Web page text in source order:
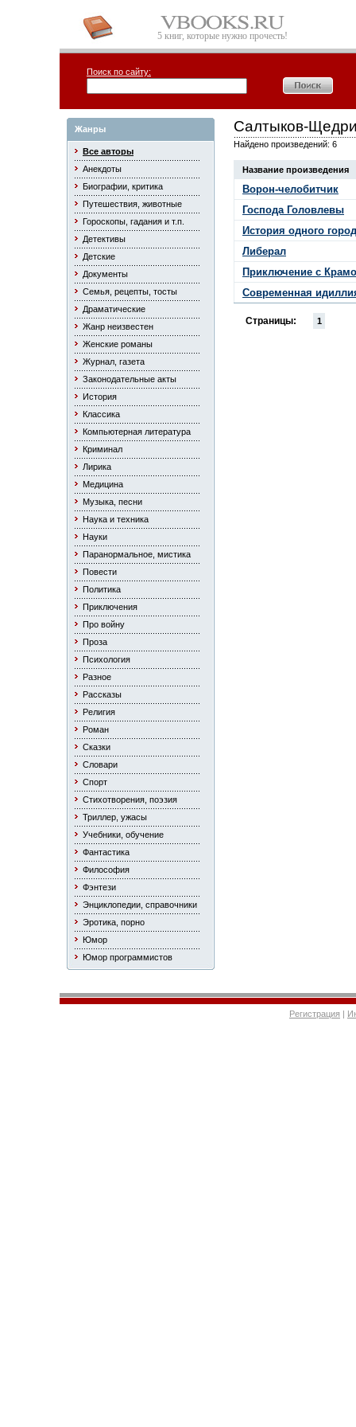
5 книг, которые нужно прочесть!
Поиск по сайту:
Жанры
Все авторы
Анекдоты
Биографии, критика
Путешествия, животные
Гороскопы, гадания и т.п.
Детективы
Детские
Документы
Семья, рецепты, тосты
Драматические
Жанр неизвестен
Женские романы
Журнал, газета
Законодательные акты
История
Классика
Компьютерная литература
Криминал
Лирика
Медицина
Музыка, песни
Наука и техника
Науки
Паранормальное, мистика
Повести
Политика
Приключения
Про войну
Проза
Психология
Разное
Рассказы
Религия
Роман
Сказки
Словари
Спорт
Стихотворения, поэзия
Триллер, ужасы
Учебники, обучение
Фантастика
Философия
Фэнтези
Энциклопедии, справочники
Эротика, порно
Юмор
Юмор программистов
Салтыков-
Найдено произведений: 6
Название произведения
Ворон-челобитчик
Господа Головлевы
История одного
Либерал
Приключение с
Современная
Страницы: 1
Регистрация |